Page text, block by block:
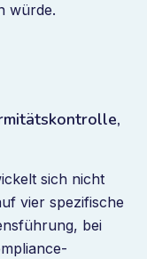
würde.
sich nicht
vier spezifische
bei